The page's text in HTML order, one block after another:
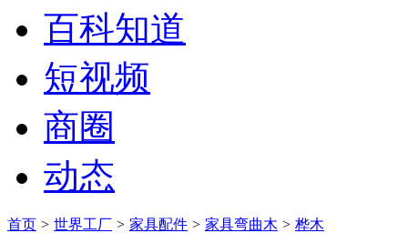
百科知道
短视频
商圈
动态
首页 > 世界工厂 > 家具配件 > 家具弯曲木 > 桦木